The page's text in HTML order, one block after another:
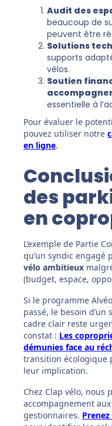
Audit des
beaucoup de
peuvent être
Solutions
supports
vélos.
Soutien
essentielle à
Pour évaluer le
pouvez utiliser notre
en ligne.
des
en
L’exemple de Partie
qu’un syndic engagé
vélo ambitieux
(budget, espace,
Si le programme
passé, le besoin d’un
cadre clair reste
constat : Les
démunies face au
transition écologique
leur implication.
Chez Clap vélo, nous
accompagnement
gestionnaires.